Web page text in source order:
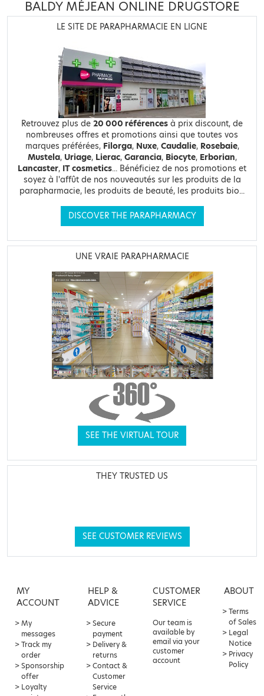
BALDY MÉJEAN ONLINE DRUGSTORE
LE SITE DE PARAPHARMACIE EN LIGNE
Retrouvez plus de 20 000 références à prix discount, de
nombreuses offres et promotions ainsi que toutes vos
marques préférées, Filorga, Nuxe, Caudalie, Rosebaie,
Mustela, Uriage, Lierac, Garancia, Biocyte, Erborian,
Lancaster, IT cosmetics... Bénéficiez de nos promotions et
soyez à l'affût de nos nouveautés sur les produits de la
parapharmacie, les produits de beauté, les produits bio...
DISCOVER THE PARAPHARMACY
UNE VRAIE PARAPHARMACIE
SEE THE VIRTUAL TOUR
THEY TRUSTED US
SEE CUSTOMER REVIEWS
MY
ACCOUNT
My
messages
Track my
order
Sponsorship
offer
Loyalty
HELP &
ADVICE
Secure
payment
Delivery &
returns
Contact &
Customer
Service
CUSTOMER
SERVICE
Our team is
available by
email via your
customer
account
ABOUT
Terms
of Sales
Legal
Notice
Privacy
Policy